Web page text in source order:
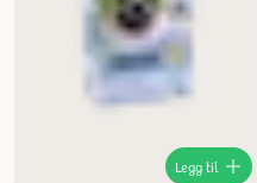
Legg til